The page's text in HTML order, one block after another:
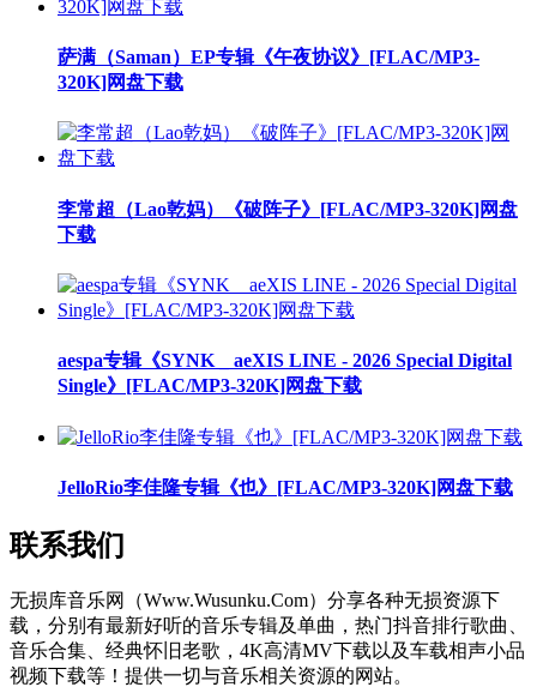
萨满（Saman）EP专辑《午夜协议》[FLAC/MP3-
320K]网盘下载
李常超（Lao乾妈）《破阵子》[FLAC/MP3-320K]网盘
下载
aespa专辑《SYNK _ aeXIS LINE - 2026 Special Digital
Single》[FLAC/MP3-320K]网盘下载
JelloRio李佳隆专辑《也》[FLAC/MP3-320K]网盘下载
联系我们
无损库音乐网（Www.Wusunku.Com）分享各种无损资源下
载，分别有最新好听的音乐专辑及单曲，热门抖音排行歌曲、
音乐合集、经典怀旧老歌，4K高清MV下载以及车载相声小品
视频下载等！提供一切与音乐相关资源的网站。